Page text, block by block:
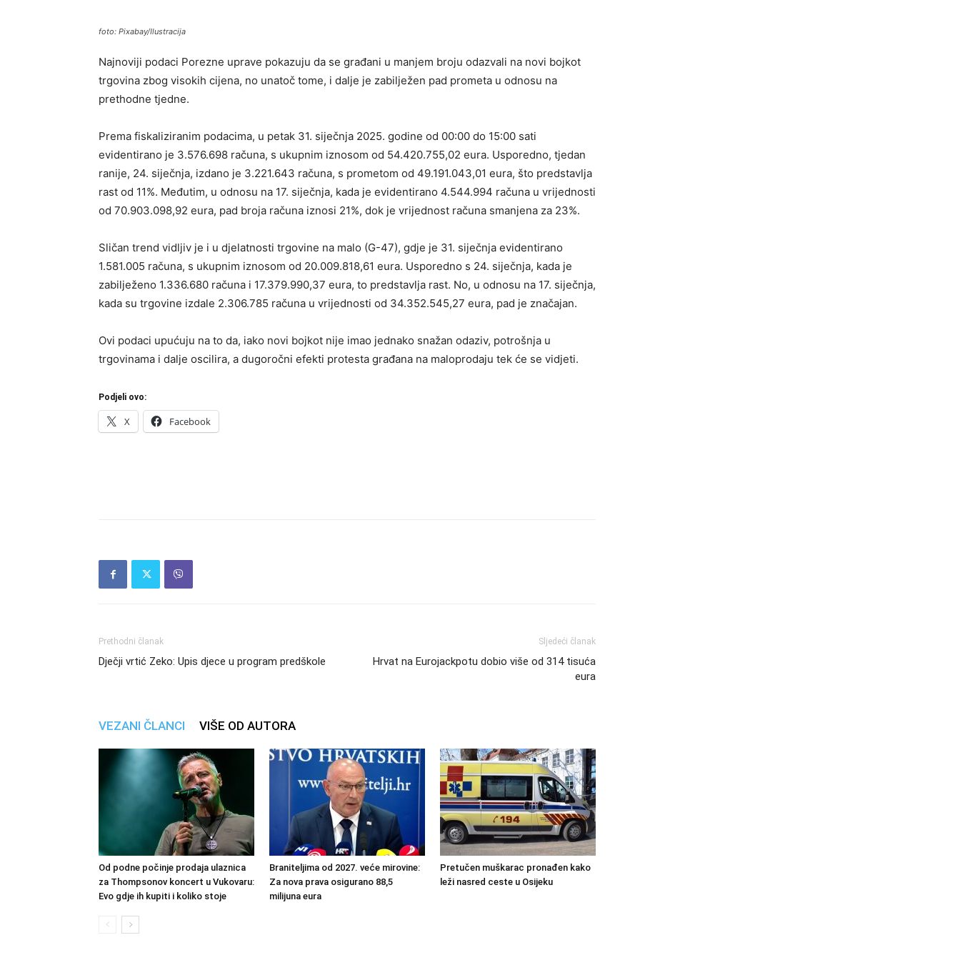
foto: Pixabay/Ilustracija
Najnoviji podaci Porezne uprave pokazuju da se građani u manjem broju odazvali na novi bojkot
trgovina zbog visokih cijena, no unatoč tome, i dalje je zabilježen pad prometa u odnosu na
prethodne tjedne.
Prema fiskaliziranim podacima, u petak 31. siječnja 2025. godine od 00:00 do 15:00 sati
evidentirano je 3.576.698 računa, s ukupnim iznosom od 54.420.755,02 eura. Usporedno, tjedan
ranije, 24. siječnja, izdano je 3.221.643 računa, s prometom od 49.191.043,01 eura, što predstavlja
rast od 11%. Međutim, u odnosu na 17. siječnja, kada je evidentirano 4.544.994 računa u vrijednosti
od 70.903.098,92 eura, pad broja računa iznosi 21%, dok je vrijednost računa smanjena za 23%.
Sličan trend vidljiv je i u djelatnosti trgovine na malo (G-47), gdje je 31. siječnja evidentirano
1.581.005 računa, s ukupnim iznosom od 20.009.818,61 eura. Usporedno s 24. siječnja, kada je
zabilježeno 1.336.680 računa i 17.379.990,37 eura, to predstavlja rast. No, u odnosu na 17. siječnja,
kada su trgovine izdale 2.306.785 računa u vrijednosti od 34.352.545,27 eura, pad je značajan.
Ovi podaci upućuju na to da, iako novi bojkot nije imao jednako snažan odaziv, potrošnja u
trgovinama i dalje oscilira, a dugoročni efekti protesta građana na maloprodaju tek će se vidjeti.
Podjeli ovo:
X Facebook
Prethodni članak
Dječji vrtić Zeko: Upis djece u program predškole
Sljedeći članak
Hrvat na Eurojackpotu dobio više od 314 tisuća
eura
VEZANI ČLANCI VIŠE OD AUTORA
Od podne počinje prodaja ulaznica
za Thompsonov koncert u Vukovaru:
Evo gdje ih kupiti i koliko stoje
Braniteljima od 2027. veće mirovine:
Za nova prava osigurano 88,5
milijuna eura
Pretučen muškarac pronađen kako
leži nasred ceste u Osijeku